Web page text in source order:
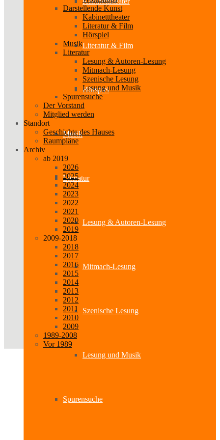
Literatur & Film
Hörspiel
Musik
Literatur
Lesung & Autoren-Lesung
Mitmach-Lesung
Szenische Lesung
Lesung und Musik
Spurensuche
Darstellende Kunst
Kabinetttheater
Literatur & Film
Hörspiel
Musik
Literatur
Lesung & Autoren-Lesung
Mitmach-Lesung
Szenische Lesung
Lesung und Musik
Spurensuche
Der Vorstand
Mitglied werden
Standort
Geschichte des Hauses
Raumpläne
Archiv
ab 2019
2026
2025
2024
2023
2022
2021
2020
2019
2009-2018
2018
2017
2016
2015
2014
2013
2012
2011
2010
2009
1989-2008
Vor 1989